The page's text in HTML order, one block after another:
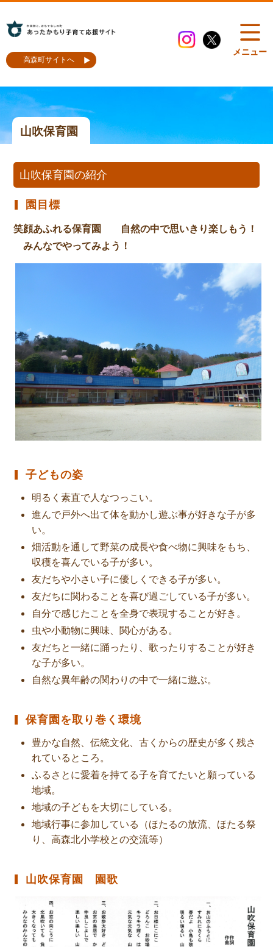
高森町サイトへ
メニュー
山吹保育園
山吹保育園の紹介
園目標
笑顔あふれる保育園 自然の中で思いきり楽しもう！
みんなでやってみよう！
子どもの姿
明るく素直で人なつっこい。
進んで戸外へ出て体を動かし遊ぶ事が好きな子が多
い。
畑活動を通して野菜の成長や食べ物に興味をもち、
収穫を喜んでいる子が多い。
友だちや小さい子に優しくできる子が多い。
友だちに関わることを喜び過ごしている子が多い。
自分で感じたことを全身で表現することが好き。
虫や小動物に興味、関心がある。
友だちと一緒に踊ったり、歌ったりすることが好き
な子が多い。
自然な異年齢の関わりの中で一緒に遊ぶ。
保育園を取り巻く環境
豊かな自然、伝統文化、古くからの歴史が多く残さ
れているところ。
ふるさとに愛着を持てる子を育てたいと願っている
地域。
地域の子どもを大切にしている。
地域行事に参加している（ほたるの放流、ほたる祭
り、高森北小学校との交流等）
山吹保育園 園歌